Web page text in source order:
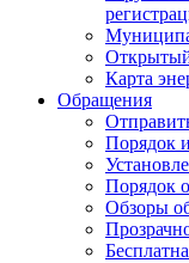
Карта
Обращения
Порядок
Порядок
Обзоры